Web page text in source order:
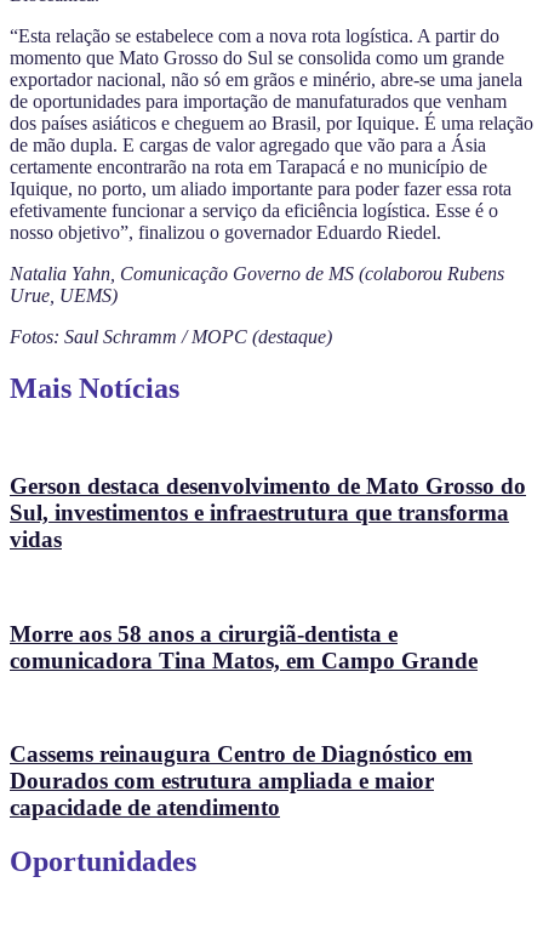
“Esta relação se estabelece com a nova rota logística. A partir do
momento que Mato Grosso do Sul se consolida como um grande
exportador nacional, não só em grãos e minério, abre-se uma janela
de oportunidades para importação de manufaturados que venham
dos países asiáticos e cheguem ao Brasil, por Iquique. É uma relação
de mão dupla. E cargas de valor agregado que vão para a Ásia
certamente encontrarão na rota em Tarapacá e no município de
Iquique, no porto, um aliado importante para poder fazer essa rota
efetivamente funcionar a serviço da eficiência logística. Esse é o
nosso objetivo”, finalizou o governador Eduardo Riedel.
Natalia Yahn, Comunicação Governo de MS (colaborou Rubens
Urue, UEMS)
Fotos: Saul Schramm / MOPC (destaque)
Mais Notícias
Gerson destaca desenvolvimento de Mato Grosso do
Sul, investimentos e infraestrutura que transforma
vidas
Morre aos 58 anos a cirurgiã-dentista e
comunicadora Tina Matos, em Campo Grande
Cassems reinaugura Centro de Diagnóstico em
Dourados com estrutura ampliada e maior
capacidade de atendimento
Oportunidades